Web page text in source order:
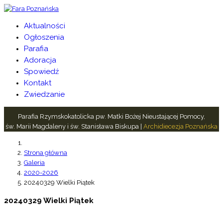
Aktualności
Ogłoszenia
Parafia
Adoracja
Spowiedź
Kontakt
Zwiedzanie
Parafia Rzymskokatolicka pw. Matki Bożej Nieustającej Pomocy,
św. Marii Magdaleny i św. Stanisława Biskupa | Archidiecezja Poznańska
Strona główna
Galeria
2020-2026
20240329 Wielki Piątek
20240329 Wielki Piątek